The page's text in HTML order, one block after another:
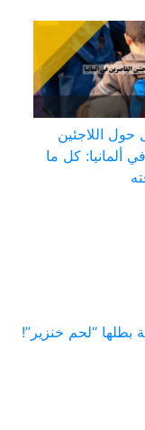
اللاجئين
ألمانيا: كل ما
بطلها “لحم خنزير”!